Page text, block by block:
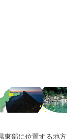
東部に位置する地方